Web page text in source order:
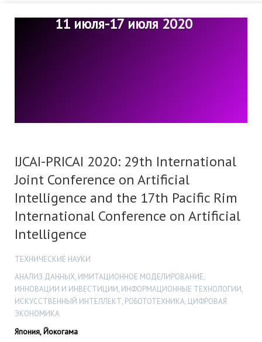
11 июля-17 июля 2020
IJCAI-PRICAI 2020: 29th International
Joint Conference on Artificial
Intelligence and the 17th Pacific Rim
International Conference on Artificial
Intelligence
ТЕХНИЧЕСКИЕ НАУКИ
АНАЛИЗ ДАННЫХ, ИМИТАЦИОННОЕ МОДЕЛИРОВАНИЕ,
ИННОВАЦИИ И ИНВЕСТИЦИИ, ИНФОРМАЦИОННЫЕ ТЕХНОЛОГИИ,
ИСКУССТВЕННЫЙ ИНТЕЛЛЕКТ, РОБОТОТЕХНИКА, ЦИФРОВАЯ
ЭКОНОМИКА
Япония, Йокогама